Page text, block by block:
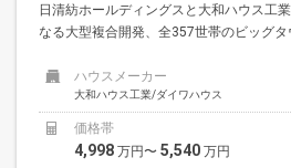
日清紡ホールディングスと大和ハウス工
なる大型複合開発、全357世帯のビッグタ
ハウスメーカー
大和ハウス工業/ダイワハウス
価格帯
4,998 万円〜 5,540 万円